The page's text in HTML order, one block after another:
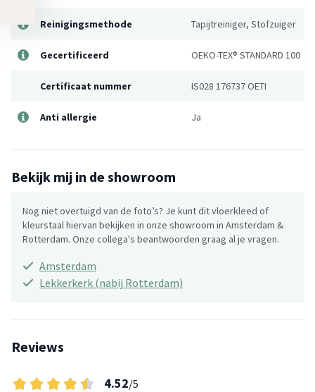
Reinigingsmethode Tapijtreiniger, Stofzuiger
Gecertificeerd OEKO-TEX® STANDARD 100
Certificaat nummer IS028 176737 OETI
Anti allergie Ja
Bekijk mij in de showroom
Nog niet overtuigd van de foto’s? Je kunt dit vloerkleed of
kleurstaal hiervan bekijken in onze showroom in Amsterdam &
Rotterdam. Onze collega's beantwoorden graag al je vragen.
Amsterdam
Lekkerkerk (nabij Rotterdam)
Reviews
4.52/5